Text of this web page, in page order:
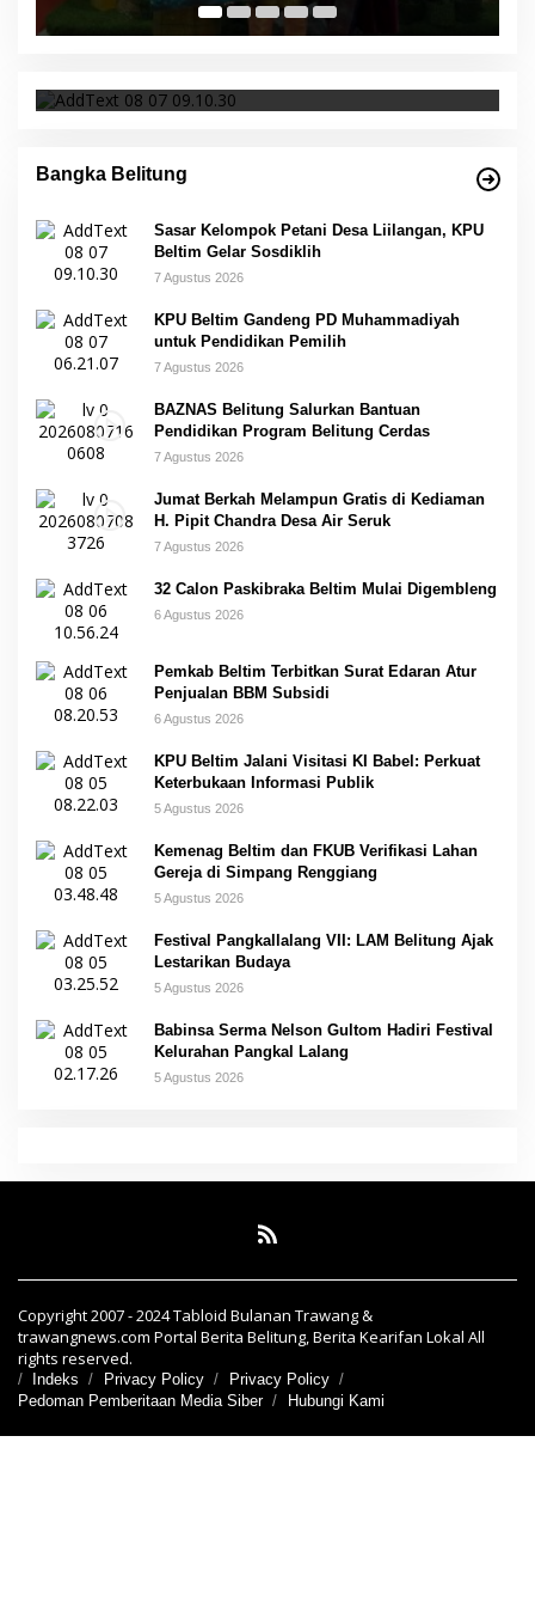
Kebudayaan RI
Bangka Belitung
Sasar Kelompok Petani Desa Liilangan, KPU
Beltim Gelar Sosdiklih
7 Agustus 2026
KPU Beltim Gandeng PD Muhammadiyah
untuk Pendidikan Pemilih
7 Agustus 2026
BAZNAS Belitung Salurkan Bantuan
Pendidikan Program Belitung Cerdas
7 Agustus 2026
Jumat Berkah Melampun Gratis di Kediaman
H. Pipit Chandra Desa Air Seruk
7 Agustus 2026
32 Calon Paskibraka Beltim Mulai Digembleng
6 Agustus 2026
Pemkab Beltim Terbitkan Surat Edaran Atur
Penjualan BBM Subsidi
6 Agustus 2026
KPU Beltim Jalani Visitasi KI Babel: Perkuat
Keterbukaan Informasi Publik
5 Agustus 2026
Kemenag Beltim dan FKUB Verifikasi Lahan
Gereja di Simpang Renggiang
5 Agustus 2026
Festival Pangkallalang VII: LAM Belitung Ajak
Lestarikan Budaya
5 Agustus 2026
Babinsa Serma Nelson Gultom Hadiri Festival
Kelurahan Pangkal Lalang
5 Agustus 2026
Copyright 2007 - 2024 Tabloid Bulanan Trawang &
trawangnews.com Portal Berita Belitung, Berita Kearifan Lokal All
rights reserved.
Indeks Privacy Policy
Privacy Policy
Pedoman Pemberitaan Media Siber
Hubungi Kami